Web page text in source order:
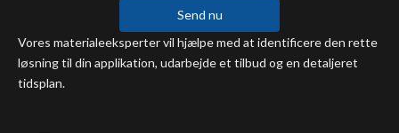
Send nu
Vores materialeeksperter vil hjælpe med at identificere den rette
løsning til din applikation, udarbejde et tilbud og en detaljeret
tidsplan.